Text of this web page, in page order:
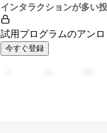
インタラクションが多い
試用プログラムのアンロ
今すぐ登録